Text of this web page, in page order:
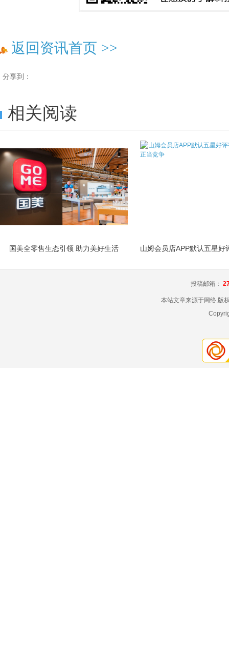
返回资讯首页 >>
分享到：
相关阅读
国美全零售生态引领 助力美好生活
投稿邮箱：
本站文章来源于网络,版